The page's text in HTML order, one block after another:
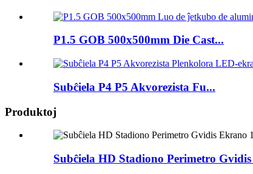
P1.5 GOB 500x500mm Die Cast...
Subĉiela P4 P5 Akvorezista Fu...
Produktoj
Subĉiela HD Stadiono Perimetro